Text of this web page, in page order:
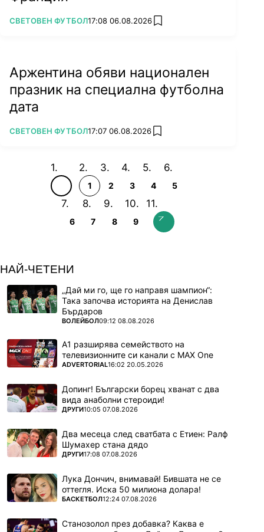
ПОВЕЧЕ ОТ
СВЕТОВЕН ФУТБОЛ17:08 06.08.2026 add favorites
Аржентина обяви национален
празник на специална футболна
дата
ПОВЕЧЕ ОТ
СВЕТОВЕН ФУТБОЛ17:07 06.08.2026 add favorites
1 2 3 4 5
6 7 8 9
НАЙ-ЧЕТЕНИ
„Дай ми го, ще го направя шампион“:
Така започва историята на Денислав
Бърдаров
ПОВЕЧЕ ОТ
ВОЛЕЙБОЛ09:12 08.08.2026
А1 разширява семейството на
телевизионните си канали с MAX One
ПОВЕЧЕ ОТ
ADVERTORIAL16:02 20.05.2026
Допинг! Български борец хванат с два
вида анаболни стероиди!
ПОВЕЧЕ ОТ
ДРУГИ10:05 07.08.2026
Два месеца след сватбата с Етиен: Ралф
Шумахер стана дядо
ПОВЕЧЕ ОТ
ДРУГИ17:08 07.08.2026
Лука Дончич, внимавай! Бившата не се
оттегля. Иска 50 милиона долара!
ПОВЕЧЕ ОТ
БАСКЕТБОЛ12:24 07.08.2026
Станозолол през добавка? Каква е